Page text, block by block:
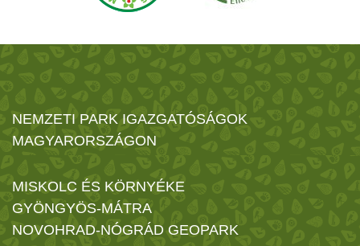
NEMZETI PARK IGAZGATÓSÁGOK
MAGYARORSZÁGON
MISKOLC ÉS KÖRNYÉKE
GYÖNGYÖS-MÁTRA
NOVOHRAD-NÓGRÁD GEOPARK